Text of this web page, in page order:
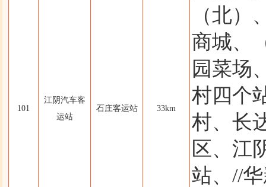
101
江阴汽车客
运站
石庄客运站 33km
（北）
商城、
园菜场
村四个
村、长
区、江
站、//